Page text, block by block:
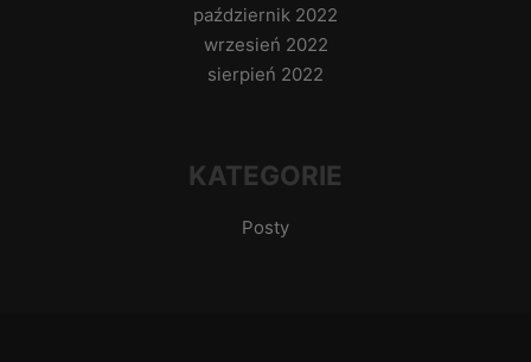
październik 2022
wrzesień 2022
sierpień 2022
KATEGORIE
Posty